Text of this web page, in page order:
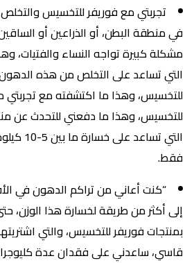
تجربتي مع فوريفر للتخسيس
في منطقة البطن، أو الذراعين أو
مشكلة كبيرة تواجه النساء والفتيات،
التي تساعد على التخلص من هذه
للتخسيس، وهذا ما اكتشفته مع تجربتي
للتخسيس، وهذا ما دفعني للتحدث عن
فقط.
“كنت أعاني من تراكم الدهون في
إلى أكثر من طريقة لخسارة هذا الوزن،
بمنتجات فوريفر للتخسيس، والتي
قاسي، ساعدني على فقدان عدة